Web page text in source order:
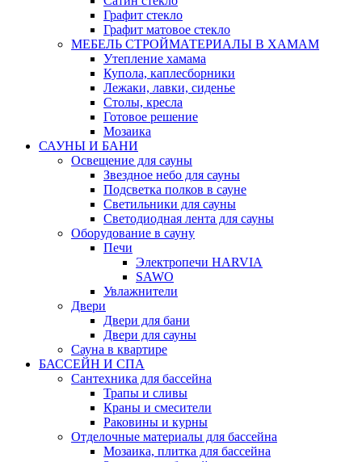
Графит стекло
Графит матовое стекло
МЕБЕЛЬ СТРОЙМАТЕРИАЛЫ В ХАМАМ
Утепление хамама
Купола, каплесборники
Лежаки, лавки, сиденье
Столы, кресла
Готовое решение
Мозаика
САУНЫ И БАНИ
Освещение для сауны
Звездное небо для сауны
Подсветка полков в сауне
Светильники для сауны
Светодиодная лента для сауны
Оборудование в сауну
Печи
Электропечи HARVIA
SAWO
Увлажнители
Двери
Двери для бани
Двери для сауны
Сауна в квартире
БАССЕЙН И СПА
Сантехника для бассейна
Трапы и сливы
Краны и смесители
Раковины и курны
Отделочные материалы для бассейна
Мозаика, плитка для бассейна